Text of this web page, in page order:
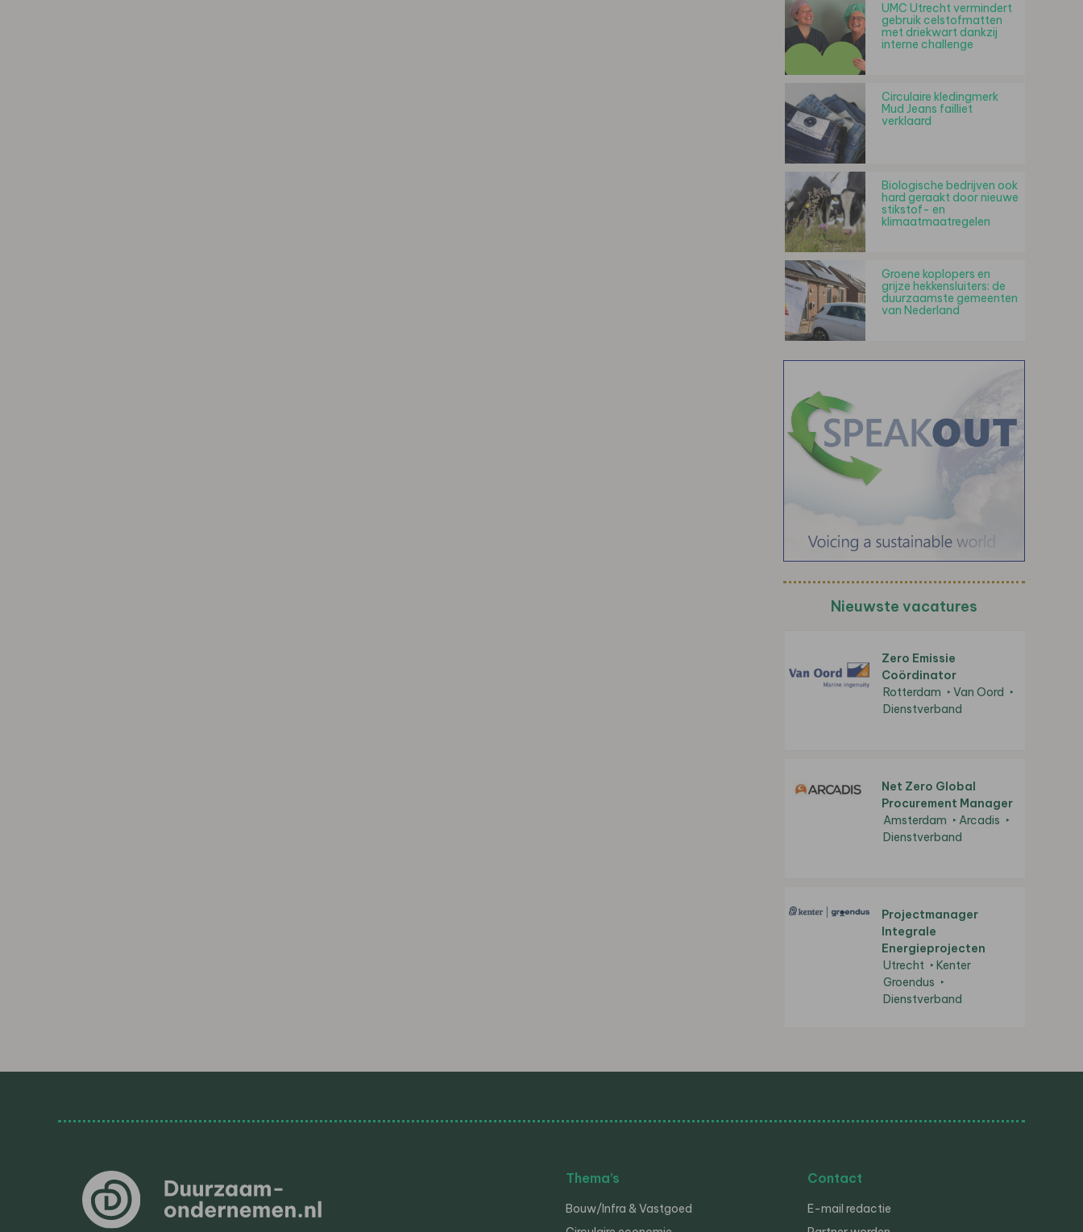
UMC Utrecht vermindert
gebruik celstofmatten
met driekwart dankzij
interne challenge
Circulaire kledingmerk
Mud Jeans failliet
verklaard
Biologische bedrijven ook
hard geraakt door nieuwe
stikstof- en
klimaatmaatregelen
Groene koplopers en
grijze hekkensluiters: de
duurzaamste gemeenten
van Nederland
Nieuwste vacatures
Zero Emissie
Coördinator
Rotterdam
Van Oord
Dienstverband
Net Zero Global
Procurement Manager
Amsterdam
Arcadis
Dienstverband
Projectmanager
Integrale
Energieprojecten
Utrecht
Kenter
Groendus
Dienstverband
Thema’s
Bouw/Infra & Vastgoed
Contact
E-mail redactie